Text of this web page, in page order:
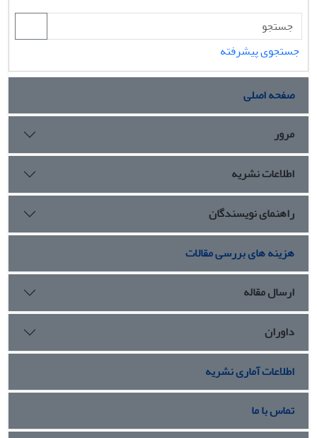
جستجوی پیشرفته
صفحه اصلی
مرور
اطلاعات نشریه
راهنمای نویسندگان
هزینه های بررسی مقالات
ارسال مقاله
داوران
اطلاعات آماری نشریه
تماس با ما